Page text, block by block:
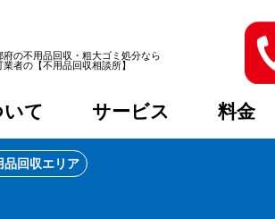
府の不用品回収・粗大ゴミ処分なら
業者の【不用品回収相談所】
て サービス 料金
品回収エリア